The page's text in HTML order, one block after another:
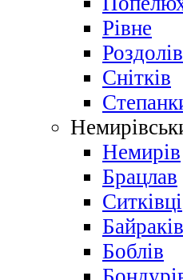
Рівне
Снітків
Немирів
Брацлав
Ситківці
Боблів